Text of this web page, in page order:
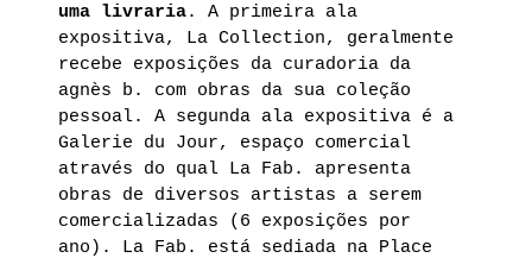
uma livraria. A primeira ala
expositiva, La Collection, geralmente
recebe exposições da curadoria da
agnès b. com obras da sua coleção
pessoal. A segunda ala expositiva é a
Galerie du Jour, espaço comercial
através do qual La Fab. apresenta
obras de diversos artistas a serem
comercializadas (6 exposições por
ano). La Fab. está sediada na Place